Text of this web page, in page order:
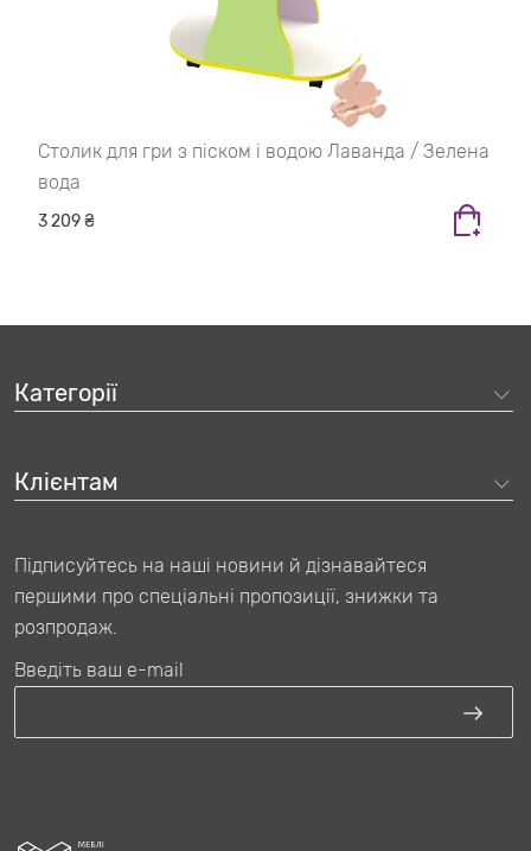
Столик для гри з піском і водою Лаванда / Зелена
вода
3 209 ₴
Категорії
Клієнтам
Підписуйтесь на наші новини й дізнавайтеся
першими про спеціальні пропозиції, знижки та
розпродаж.
Введіть ваш e-mail